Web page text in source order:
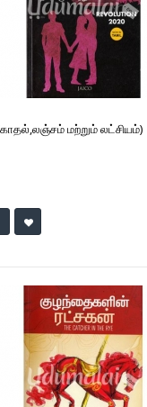
மற்றும் லட்சியம்)